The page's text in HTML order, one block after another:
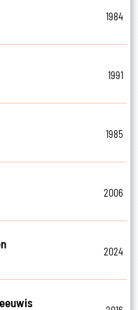
1984
1991
1985
2006
2024